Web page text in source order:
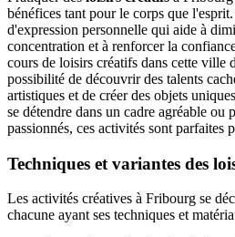
bénéfices tant pour le corps que
d'expression personnelle qui aide à
concentration et à renforcer la
cours de loisirs créatifs dans cette ville
possibilité de découvrir des talents
artistiques et de créer des objets
se détendre dans un cadre agréable ou
passionnés, ces activités sont parfaites
Techniques et variantes des
Les activités créatives à Fribourg se
chacune ayant ses techniques et